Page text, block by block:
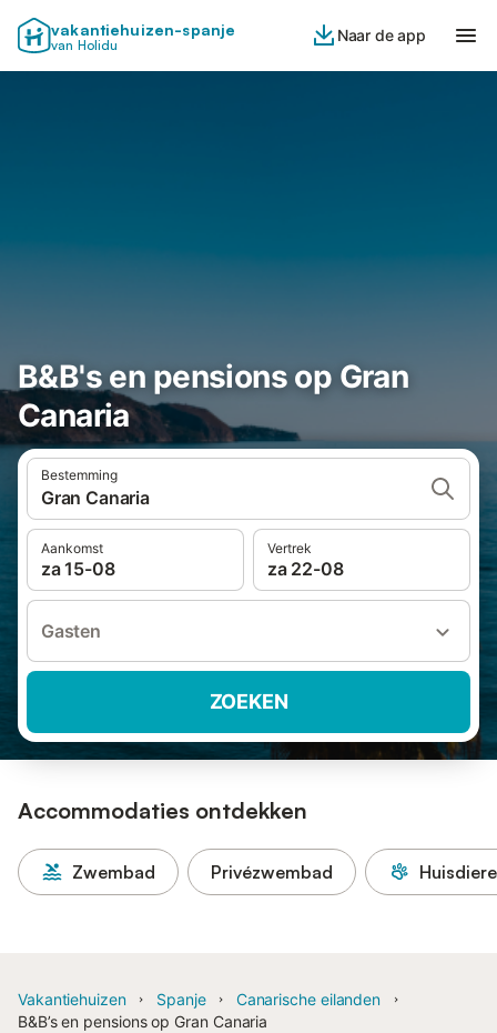
vakantiehuizen-spanje
van Holidu
Naar de app
B&B's en pensions op Gran
Canaria
Bestemming
Gran Canaria
Aankomst
za 15-08
Vertrek
za 22-08
Gasten
ZOEKEN
Accommodaties ontdekken
Zwembad Privézwembad
Vakantiehuizen Spanje
Canarische eilanden
B&B’s en pensions op Gran Canaria